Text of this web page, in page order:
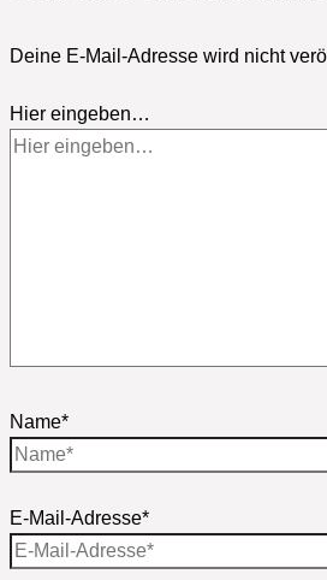
Deine E-Mail-Adresse wird nicht
Hier eingeben…
Name*
E-Mail-Adresse*